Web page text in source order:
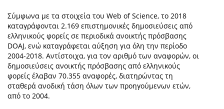
Σύμφωνα με τα στοιχεία του Web of Science, το 2018
καταγράφονται 2.169 επιστημονικές δημοσιεύσεις από
ελληνικούς φορείς σε περιοδικά ανοικτής πρόσβασης
DOAJ, ενώ καταγράφεται αύξηση για όλη την περίοδο
2004-2018. Αντίστοιχα, για τον αριθμό των αναφορών, οι
δημοσιεύσεις ανοικτής πρόσβασης από ελληνικούς
φορείς έλαβαν 70.355 αναφορές, διατηρώντας τη
σταθερά ανοδική τάση όλων των προηγούμενων ετών,
από το 2004.